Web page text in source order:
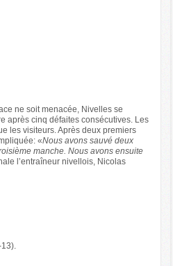
ne soit menacée, Nivelles se
après cinq défaites consécutives. Les
les visiteurs. Après deux premiers
«Nous avons sauvé deux
manche. Nous avons ensuite
l’entraîneur nivellois, Nicolas